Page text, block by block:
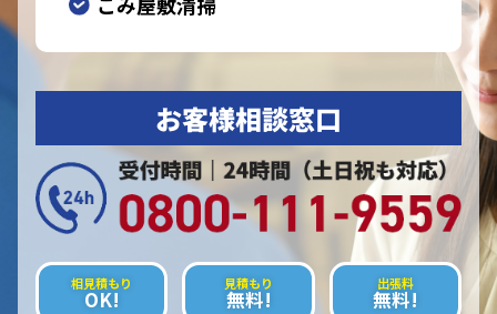
お客様相談窓口
相見積もり
OK!
見積もり
無料!
出張料
無料!